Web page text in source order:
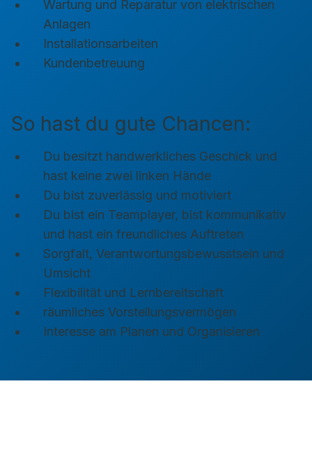
Wartung und Reparatur von elektrischen
Anlagen
Installationsarbeiten
Kundenbetreuung
So hast du gute Chancen:
Du besitzt handwerkliches Geschick und
hast keine zwei linken Hände
Du bist zuverlässig und motiviert
Du bist ein Teamplayer, bist kommunikativ
und hast ein freundliches Auftreten
Sorgfalt, Verantwortungsbewusstsein und
Umsicht
Flexibilität und Lernbereitschaft
räumliches Vorstellungsvermögen
Interesse am Planen und Organisieren